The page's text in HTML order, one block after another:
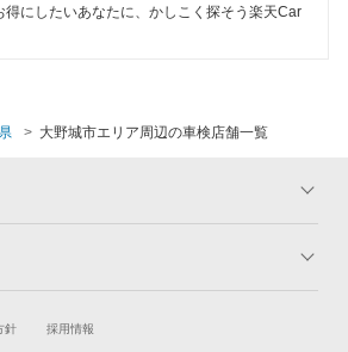
得にしたいあなたに、かしこく探そう楽天Car
大野城市エリア周辺の車検店舗一覧
キャンペーン一覧
新車購入
針 採用情報